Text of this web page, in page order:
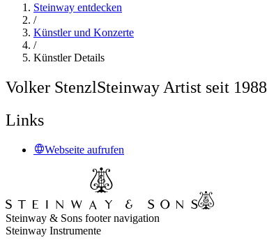
Steinway entdecken
/
Künstler und Konzerte
/
Künstler Details
Volker StenzlSteinway Artist seit 1988
Links
Webseite aufrufen
Steinway & Sons footer navigation
Steinway Instrumente